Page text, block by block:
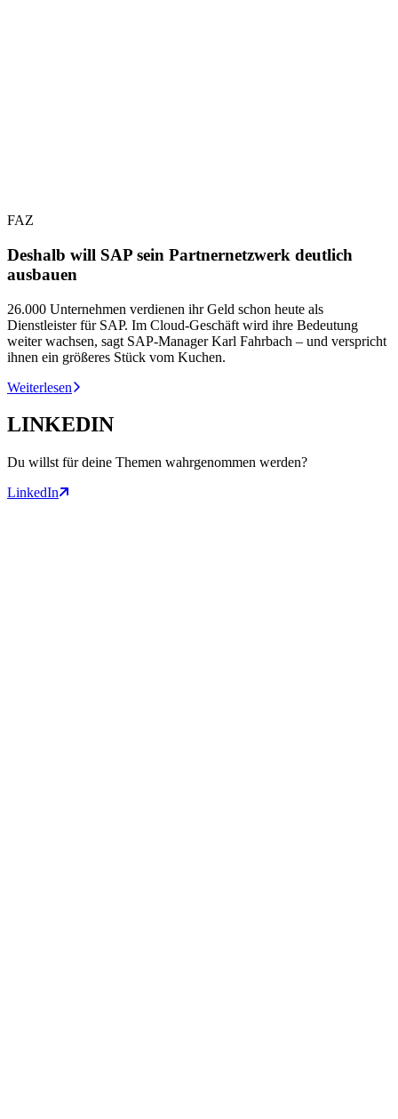
FAZ
Deshalb will SAP sein Partnernetzwerk deutlich
ausbauen
26.000 Unternehmen verdienen ihr Geld schon heute als
Dienstleister für SAP. Im Cloud-Geschäft wird ihre Bedeutung
weiter wachsen, sagt SAP-Manager Karl Fahrbach – und verspricht
ihnen ein größeres Stück vom Kuchen.
Weiterlesen
LINKEDIN
Du willst für deine Themen wahrgenommen werden?
LinkedIn